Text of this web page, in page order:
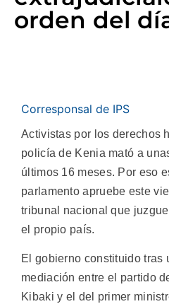
orden del
Corresponsal de IPS
Activistas por los derechos
policía de Kenia mató a
últimos 16 meses. Por eso
parlamento apruebe este
tribunal nacional que
el propio país.
El gobierno constituido tras
mediación entre el partido
Kibaki y el del primer